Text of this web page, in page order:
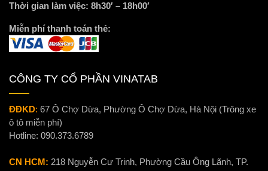
Thời gian làm việc: 8h30′ – 18h00′
Miễn phí thanh toán thẻ:
CÔNG TY CỔ PHẦN VINATAB
ĐĐKD: 67 Ô Chợ Dừa, Phường Ô Chợ Dừa, Hà Nội (Trông xe
ô tô miễn phí)
Hotline: 090.373.6789
CN HCM: 218 Nguyễn Cư Trinh, Phường Cầu Ông Lãnh, TP.